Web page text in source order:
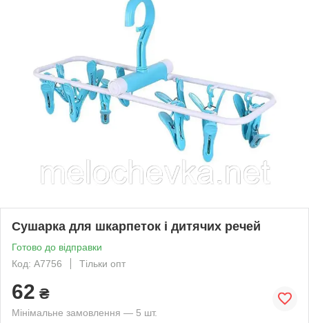
Сушарка для шкарпеток і дитячих речей
Готово до відправки
Код: А7756
Тільки опт
62 ₴
Мінімальне замовлення — 5 шт.